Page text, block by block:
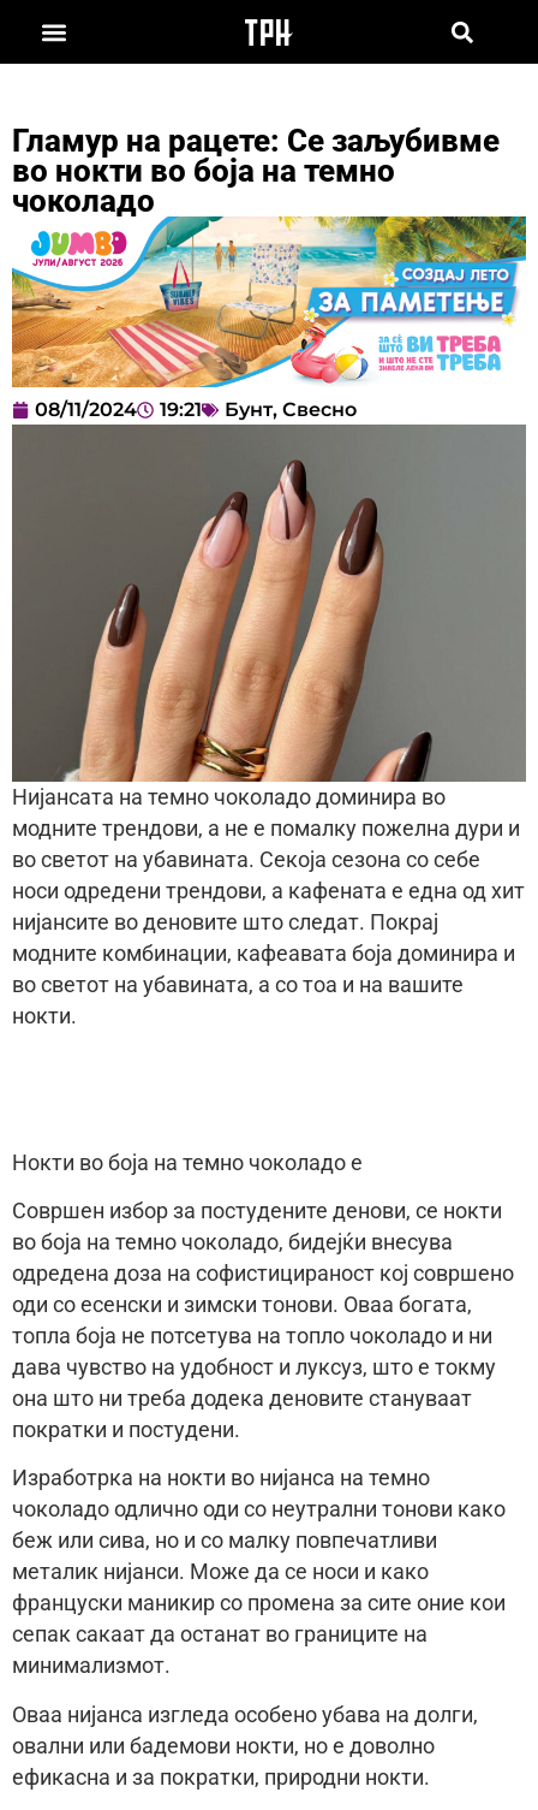
Гламур на рацете: Се заљубивме
во нокти во боја на темно
чоколадо
08/11/2024 19:21 Бунт, Свесно
Нијансата на темно чоколадо доминира во
модните трендови, а не е помалку пожелна дури и
во светот на убавината. Секоја сезона со себе
носи одредени трендови, а кафената е една од хит
нијансите во деновите што следат. Покрај
модните комбинации, кафеавата боја доминира и
во светот на убавината, а со тоа и на вашите
нокти.
Нокти во боја на темно чоколадо е
Совршен избор за постудените денови, се нокти
во боја на темно чоколадо, бидејќи внесува
одредена доза на софистицираност кој совршено
оди со есенски и зимски тонови. Оваа богата,
топла боја не потсетува на топло чоколадо и ни
дава чувство на удобност и луксуз, што е токму
она што ни треба додека деновите стануваат
пократки и постудени.
Изработрка на нокти во нијанса на темно
чоколадо одлично оди со неутрални тонови како
беж или сива, но и со малку повпечатливи
металик нијанси. Може да се носи и како
француски маникир со промена за сите оние кои
сепак сакаат да останат во границите на
минимализмот.
Оваа нијанса изгледа особено убава на долги,
овални или бадемови нокти, но е доволно
ефикасна и за пократки, природни нокти.